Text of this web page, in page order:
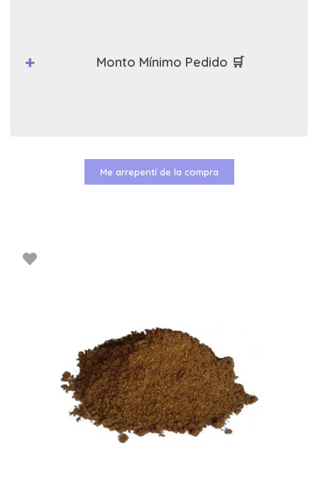
Monto Mínimo Pedido 🛒
Me arrepentí de la compra